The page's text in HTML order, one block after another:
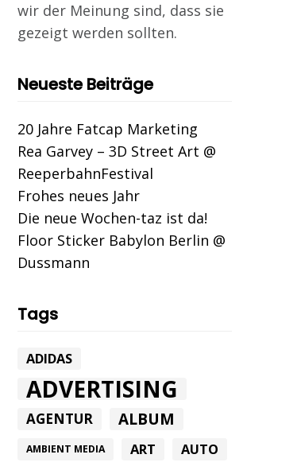
wir der Meinung sind, dass sie
gezeigt werden sollten.
Neueste Beiträge
20 Jahre Fatcap Marketing
Rea Garvey – 3D Street Art @
ReeperbahnFestival
Frohes neues Jahr
Die neue Wochen-taz ist da!
Floor Sticker Babylon Berlin @
Dussmann
Tags
ADIDAS
ADVERTISING
AGENTUR ALBUM
AMBIENT MEDIA ART AUTO